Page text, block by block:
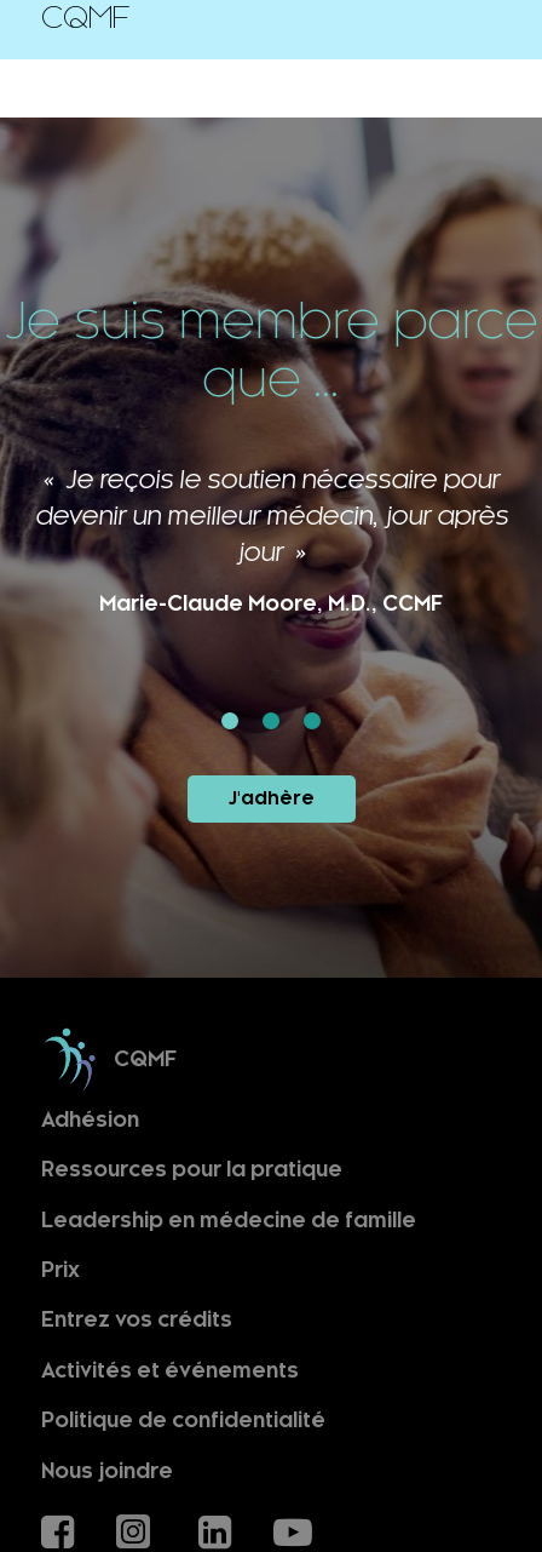
CQMF
Je suis membre parce
que ...
Je reçois le soutien nécessaire pour
devenir un meilleur médecin, jour après
jour
Marie-Claude Moore, M.D., CCMF
J'adhère
CQMF
Adhésion
Ressources pour la pratique
Leadership en médecine de famille
Prix
Entrez vos crédits
Activités et événements
Politique de confidentialité
Nous joindre